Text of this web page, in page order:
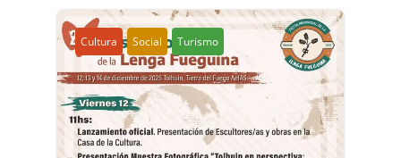
Cultura Social Turismo